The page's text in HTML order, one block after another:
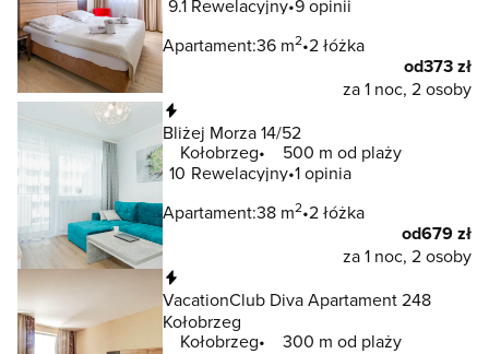
9.1 Rewelacyjny 9 opinii
Apartament:36 m2 2 łóżka
od373 zł
za 1 noc, 2 osoby
Bliżej Morza 14/52
Kołobrzeg
500 m od plaży
10 Rewelacyjny 1 opinia
Apartament:38 m2 2 łóżka
od679 zł
za 1 noc, 2 osoby
VacationClub Diva Apartament 248
Kołobrzeg
Kołobrzeg
300 m od plaży